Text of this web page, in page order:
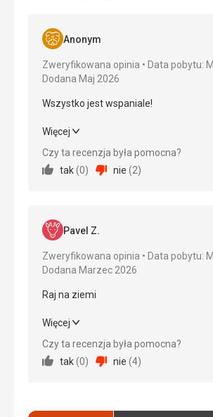
Anonym
Zweryfikowana opinia
Data pobytu:
Dodana Maj 2026
Wszystko jest wspaniale!
Wszystko jest wspaniale!
Wyżywienie
Usługi
Cena
Więcej
Czy ta recenzja była pomocna?
tak(0) nie (2)
Pavel Z.
Zweryfikowana opinia
Data pobytu:
Dodana Marzec 2026
Raj na ziemi
Raj na ziemi
Wyżywienie
Więcej
Czy ta recenzja była pomocna?
tak(0) nie (4)